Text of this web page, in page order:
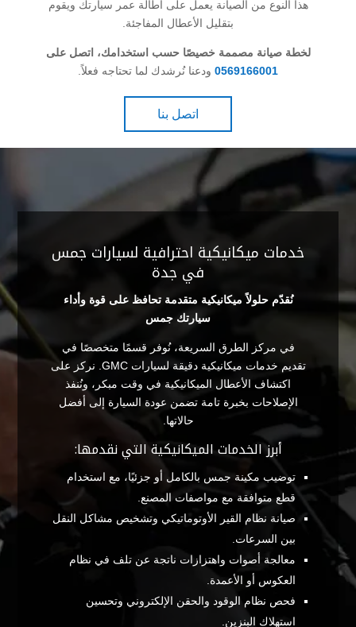
هذا النوع من الصيانة يعمل على اطالة عمر سيارتك ويقوم
بتقليل الأعطال المفاجئة.
لخطة صيانة مصممة خصيصًا حسب استخدامك، اتصل على
0569166001 ودعنا نُرشدك لما تحتاجه فعلاً.
اتصل بنا
خدمات ميكانيكية احترافية لسيارات جمس
في جدة
نُقدّم حلولاً ميكانيكية متقدمة تحافظ على قوة وأداء
سيارتك جمس
في مركز الطرق السريعة، نُوفر قسمًا متخصصًا في
تقديم خدمات ميكانيكية دقيقة لسيارات GMC. نركز على
اكتشاف الأعطال الميكانيكية في وقت مبكر، ونُنفذ
الإصلاحات بخبرة تامة تضمن عودة السيارة إلى أفضل
حالاتها.
أبرز الخدمات الميكانيكية التي نقدمها:
توضيب مكينة جمس بالكامل أو جزئيًا، مع استخدام
قطع متوافقة مع مواصفات المصنع.
صيانة نظام القير الأوتوماتيكي وتشخيص مشاكل النقل
بين السرعات.
معالجة أصوات واهتزازات ناتجة عن تلف في نظام
العكوس أو الأعمدة.
فحص نظام الوقود والحقن الإلكتروني وتحسين
استهلاك البنزين.